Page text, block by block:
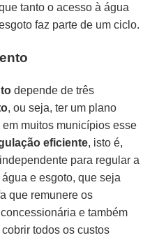
tanto o acesso à água
faz parte de um ciclo.
depende de três
, ou seja, ter um plano
muitos municípios esse
eficiente, isto é,
para regular a
e esgoto, que seja
que remunere os
e também
todos os custos